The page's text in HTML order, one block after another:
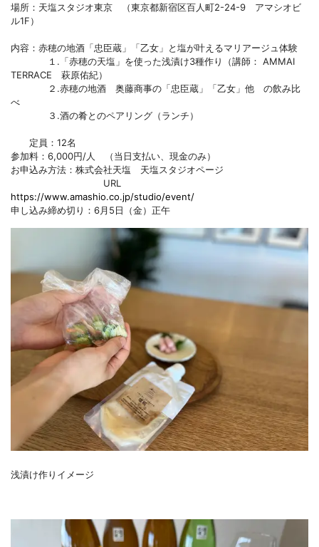
場所：天塩スタジオ東京 （東京都新宿区百人町2-24-9 アマシオビ
ル1F）
内容：赤穂の地酒「忠臣蔵」「乙女」と塩が叶えるマリアージュ体験
１.「赤穂の天塩」を使った浅漬け3種作り（講師： AMMAI
TERRACE 萩原佑紀）
２.赤穂の地酒 奥藤商事の「忠臣蔵」「乙女」他 の飲み比
べ
３.酒の肴とのペアリング（ランチ）
定員：12名
参加料：6,000円/人 （当日支払い、現金のみ）
お申込み方法：株式会社天塩 天塩スタジオページ
URL
https://www.amashio.co.jp/studio/event/
申し込み締め切り：6月5日（金）正午
浅漬け作りイメージ